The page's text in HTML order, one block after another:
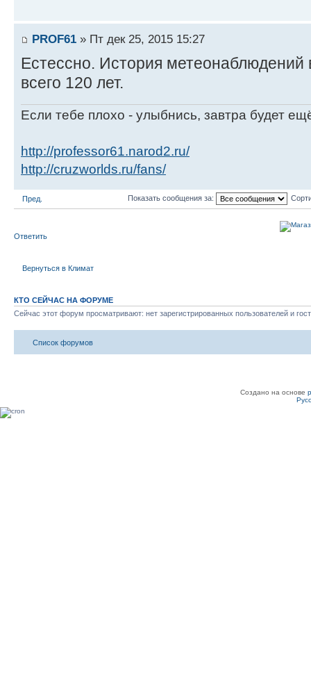
PROF61 » Пт дек 25, 2015 15:27
Естессно. История
всего 120 лет.
Если тебе плохо - улыбнись, завтра будет
http://professor61.narod2.ru/
http://cruzworlds.ru/fans/
Пред. Показать сообщения за:
Ответить
Вернуться в Климат
КТО СЕЙЧАС НА ФОРУМЕ
Сейчас этот форум просматривают: нет зарегистрированных пользователей и
Список форумов
Создано на основе